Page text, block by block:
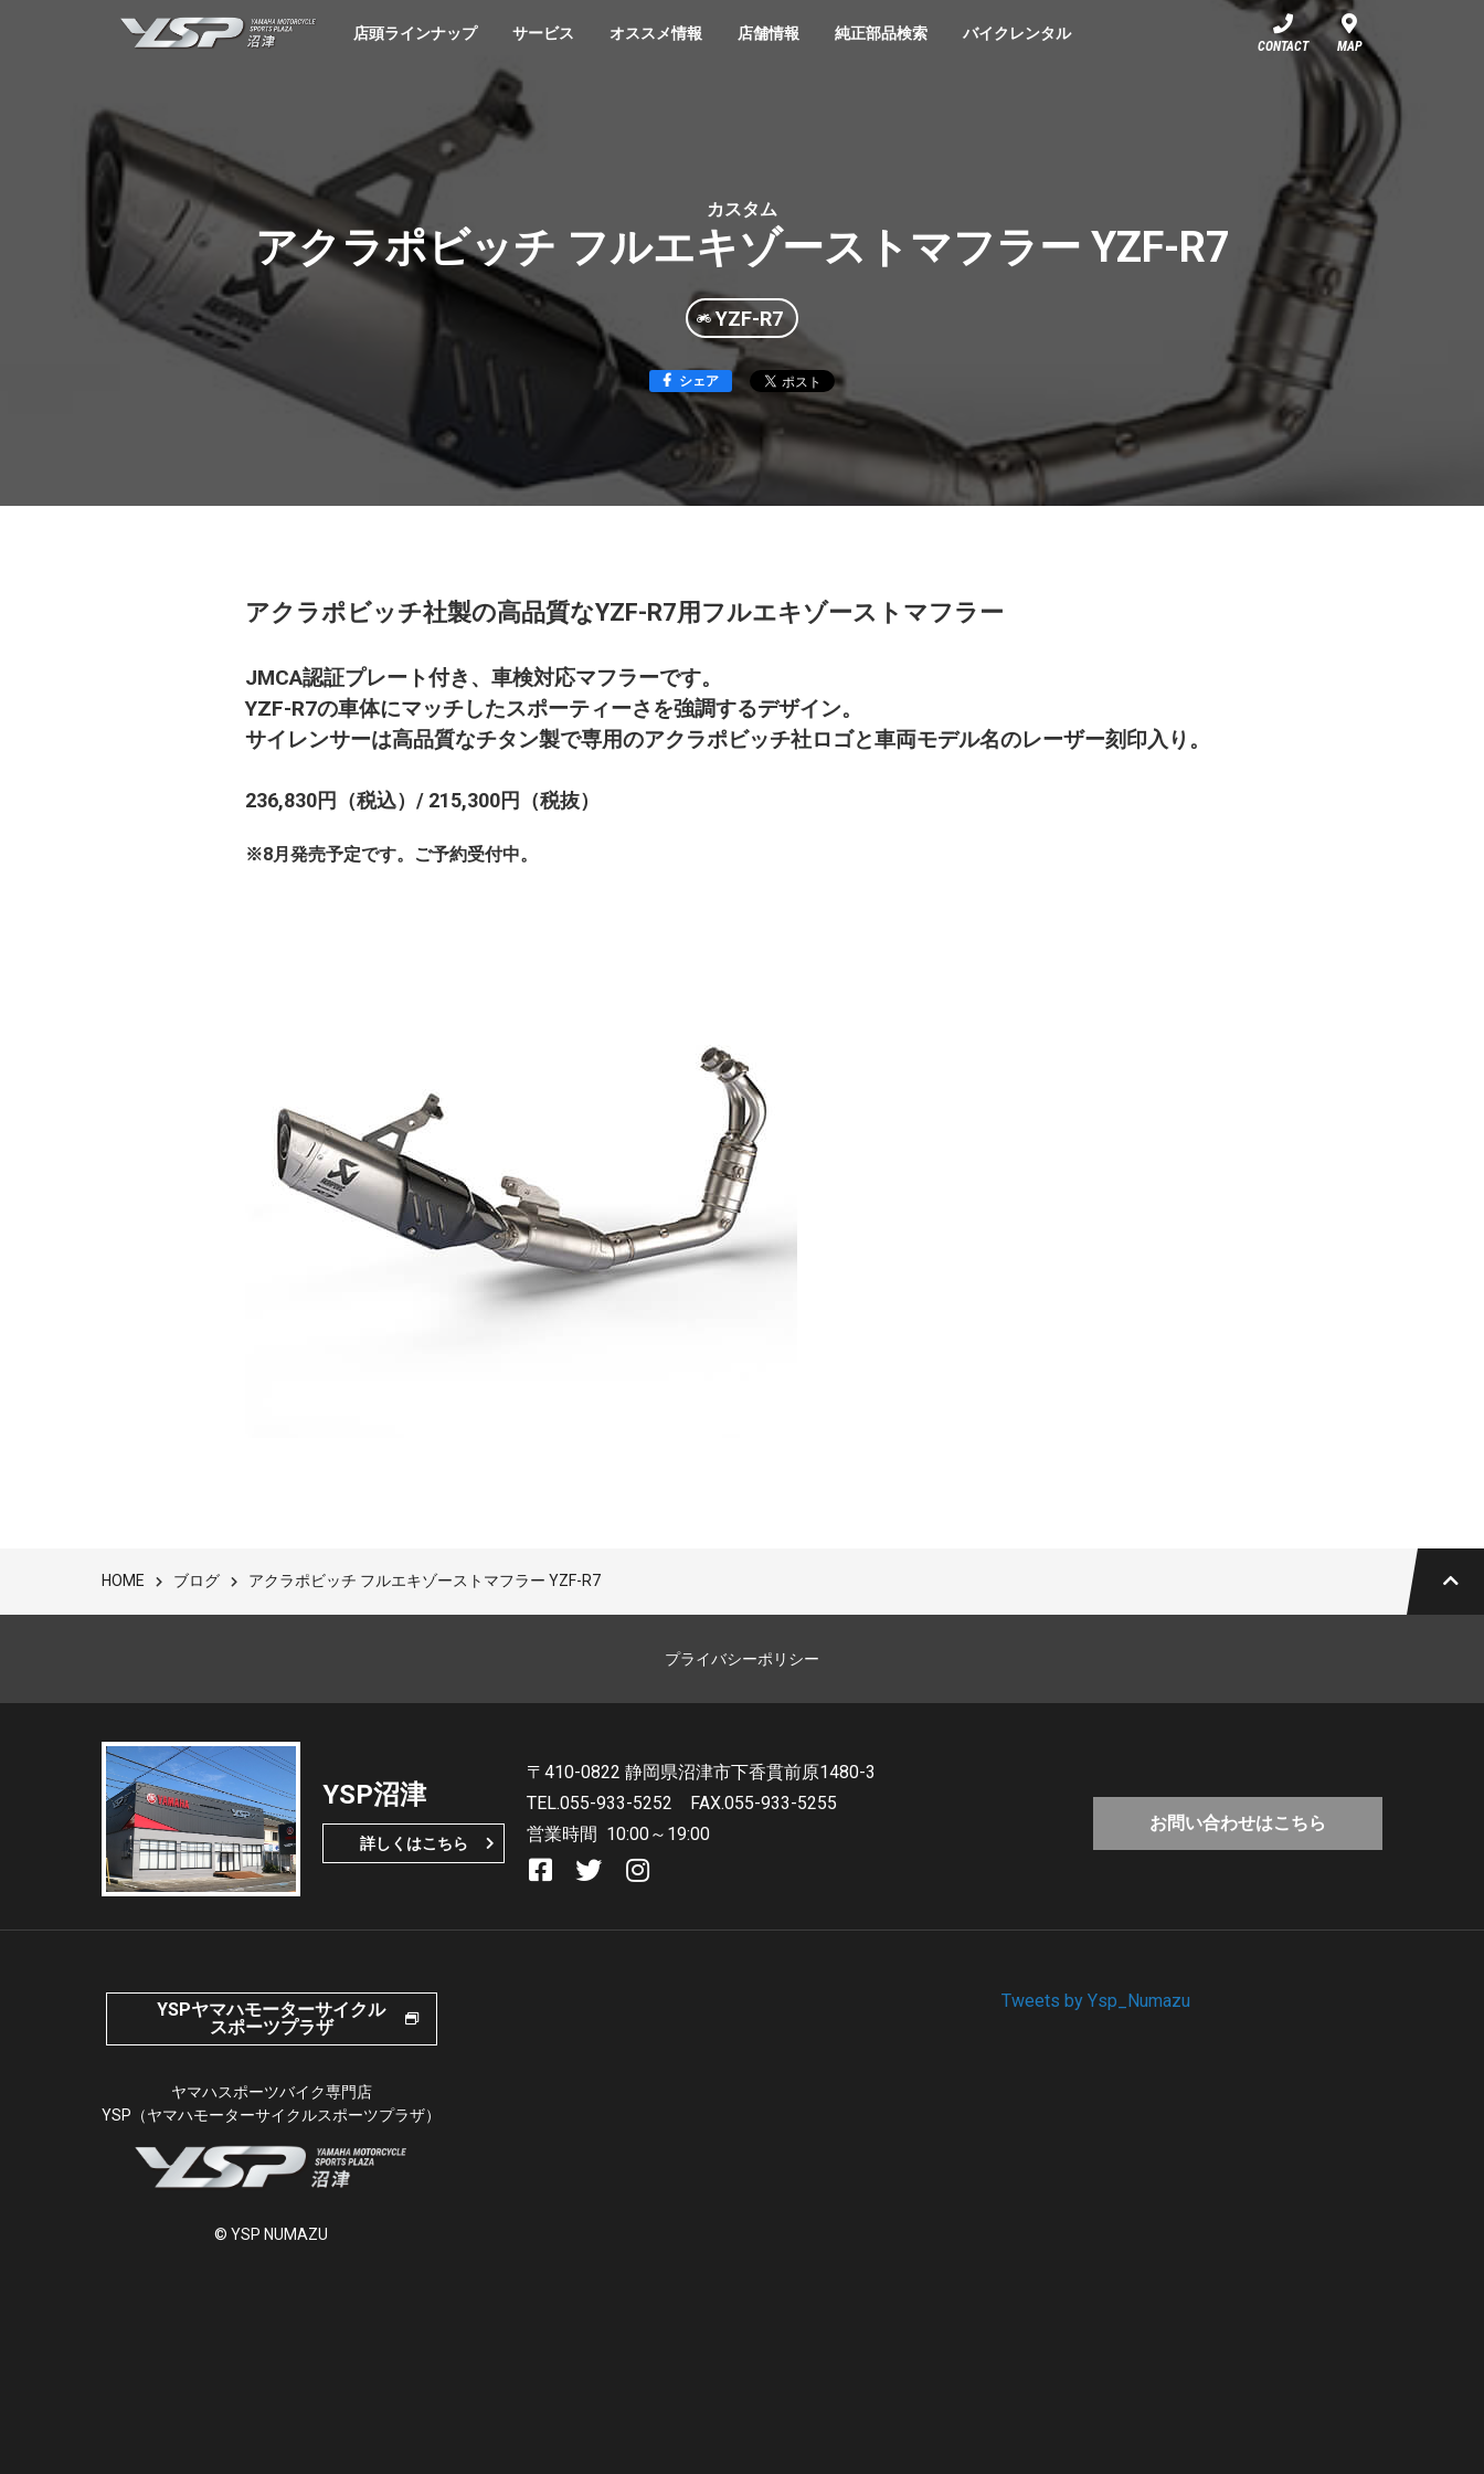
YSP沼津店頭ラインナップ サービス オススメ情報 店舗情報 純正部品検索 バイクレンタル
CONTACT MAP
カスタム
アクラポビッチ フルエキゾーストマフラー YZF-R7
YZF-R7
シェア
アクラポビッチ社製の高品質なYZF-R7用フルエキゾーストマフラー
JMCA認証プレート付き、車検対応マフラーです。
YZF-R7の車体にマッチしたスポーティーさを強調するデザイン。
サイレンサーは高品質なチタン製で専用のアクラポビッチ社ロゴと車両モデル名のレーザー刻印入り。
236,830円（税込）/ 215,300円（税抜）
※8月発売予定です。ご予約受付中。
HOME ブログ アクラポビッチ フルエキゾーストマフラー YZF-R7
プライバシーポリシー
YSP沼津
詳しくはこちら
〒410-0822 静岡県沼津市下香貫前原1480-3
TEL.055-933-5252
FAX.055-933-5255
営業時間 10:00～19:00
お問い合わせはこちら
YSPヤマハモーターサイクル
スポーツプラザ
ヤマハスポーツバイク専門店
YSP（ヤマハモーターサイクルスポーツプラザ）
© YSP NUMAZU
Tweets by Ysp_Numazu